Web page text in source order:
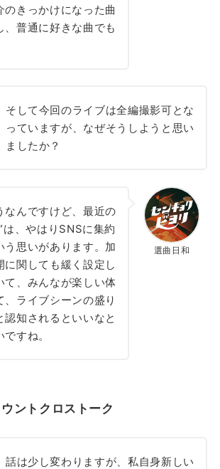
のきっかけになった曲
、普通に好きな曲でも
そして今回のライブは全編撮影可とな
っていますが、なぜそうしようと思い
ましたか？
選曲日和
なんですけど、最近の
は、やはりSNSに集約
う思いがあります。加
に関しても緩く設定し
て、みんなが楽しい体
、ライブシーンの盛り
認知されるといいなと
すね。
ントクロストーク
話は少し変わりますが、私自身新しい